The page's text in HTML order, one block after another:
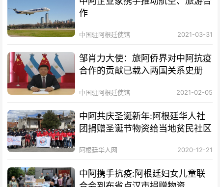
作
中国驻阿根廷使馆 2021-03-31
邹肖力大使：旅阿侨界对中阿抗疫
合作的贡献已载入两国关系史册
中国驻阿根廷使馆 2021-02-05
中阿共庆圣诞新年:阿根廷华人社
团捐赠圣诞节物资给当地贫民社区
阿根廷华人网 2020-12-21
中阿携手抗疫:阿根廷妇女儿童联